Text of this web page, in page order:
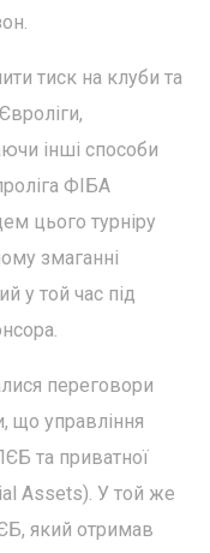
тиск на клуби та
інші способи
ФІБА
цього турніру
змаганні
у той час під
переговори
що управління
та приватної
Assets). У той же
який отримав